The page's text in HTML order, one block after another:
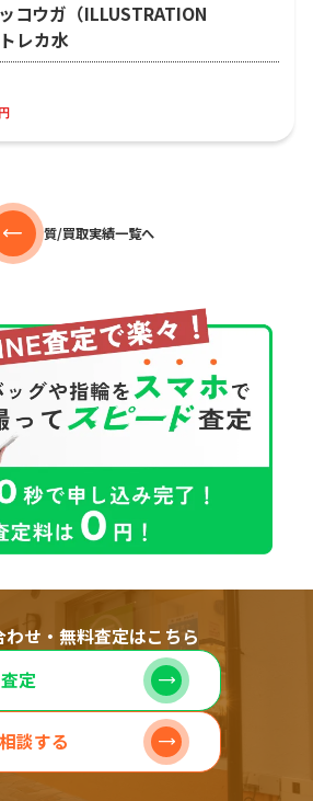
コウガ（ILLUSTRATION
レカ水
円
質/買取実績一覧へ
わせ・無料査定はこちら
定
談する